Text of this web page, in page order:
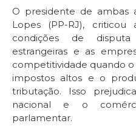
O presidente de ambas
Lopes (PP-RJ),
condições de
estrangeiras e as
competitividade quando
impostos altos e o
tributação. Isso
nacional e o
parlamentar.